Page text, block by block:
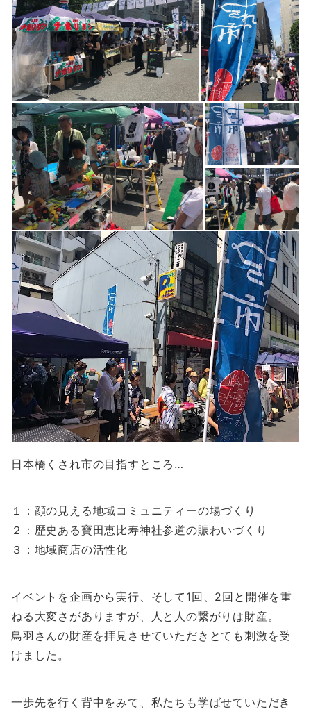
日本橋くされ市の目指すところ…
１：顔の見える地域コミュニティーの場づくり
２：歴史ある寶田恵比寿神社参道の賑わいづくり
３：地域商店の活性化
イベントを企画から実行、そして1回、2回と開催を重
ねる大変さがありますが、人と人の繋がりは財産。
鳥羽さんの財産を拝見させていただきとても刺激を受
けました。
一歩先を行く背中をみて、私たちも学ばせていただき